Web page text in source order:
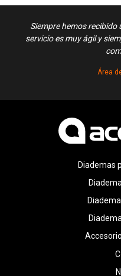
Siempre hemos recibido
servicio es muy ágil y
Área
Diademas